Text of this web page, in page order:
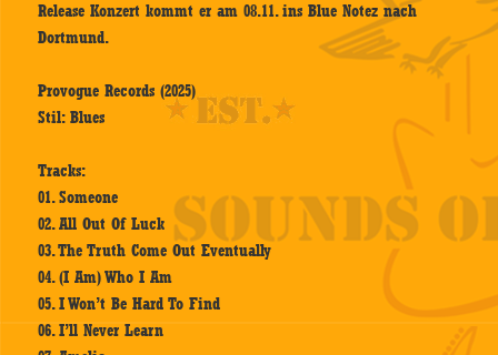
Release Konzert kommt er am 08.11. ins Blue Notez nach
Dortmund.
Provogue Records (2025)
Stil: Blues
Tracks:
01. Someone
02. All Out Of Luck
03. The Truth Come Out Eventually
04. (I Am) Who I Am
05. I Won’t Be Hard To Find
06. I’ll Never Learn